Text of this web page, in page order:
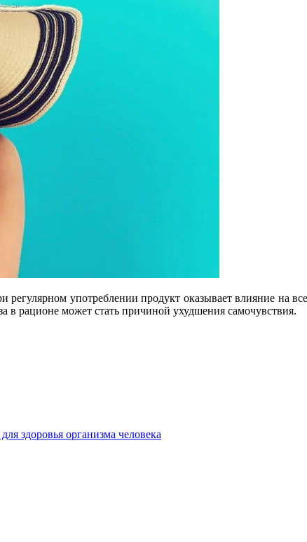
употреблении продукт оказывает влияние на
в рационе может стать причиной ухудшения самочувствия.
здоровья организма человека